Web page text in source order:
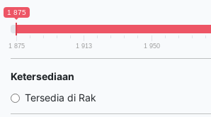
1 875
1 875 1 913 1 950
Ketersediaan
Tersedia di Rak